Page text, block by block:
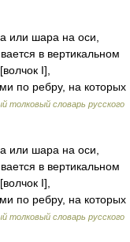
или шара на оси,
в вертикальном
I],
по ребру, на которых
толковый словарь русского
или шара на оси,
в вертикальном
I],
по ребру, на которых
толковый словарь русского